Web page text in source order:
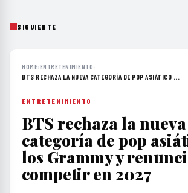
SIGUIENTE
HOME›ENTRETENIMIENTO›
BTS RECHAZA LA NUEVA CATEGORÍA DE POP ASIÁTICO ...
ENTRETENIMIENTO
BTS rechaza la nueva
categoría de pop
los Grammy y
competir en 2027